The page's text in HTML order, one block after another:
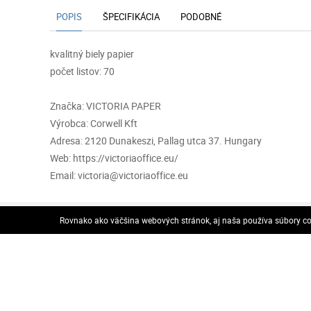
POPIS ŠPECIFIKÁCIA PODOBNÉ
kvalitný biely papier
počet listov: 70
Značka: VICTORIA PAPER
Výrobca: Corwell Kft
Adresa: 2120 Dunakeszi, Pallag utca 37. Hungary
Web: https://victoriaoffice.eu/
Email: victoria@victoriaoffice.eu
VOP
Rovnako ako väčšina webových stránok, aj naša používa súbory